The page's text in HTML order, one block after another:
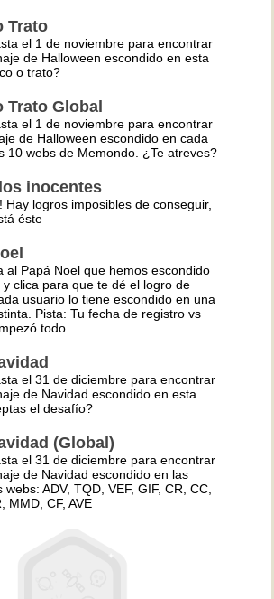
Trato
el 1 de noviembre para encontrar
de Halloween escondido en esta
o trato?
Trato Global
el 1 de noviembre para encontrar
de Halloween escondido en cada
10 webs de Memondo. ¿Te atreves?
inocentes
Hay logros imposibles de conseguir,
éste
al Papá Noel que hemos escondido
y clica para que te dé el logro de
usuario lo tiene escondido en una
Pista: Tu fecha de registro vs
todo
el 31 de diciembre para encontrar
de Navidad escondido en esta
el desafío?
(Global)
el 31 de diciembre para encontrar
de Navidad escondido en las
webs: ADV, TQD, VEF, GIF, CR, CC,
MMD, CF, AVE